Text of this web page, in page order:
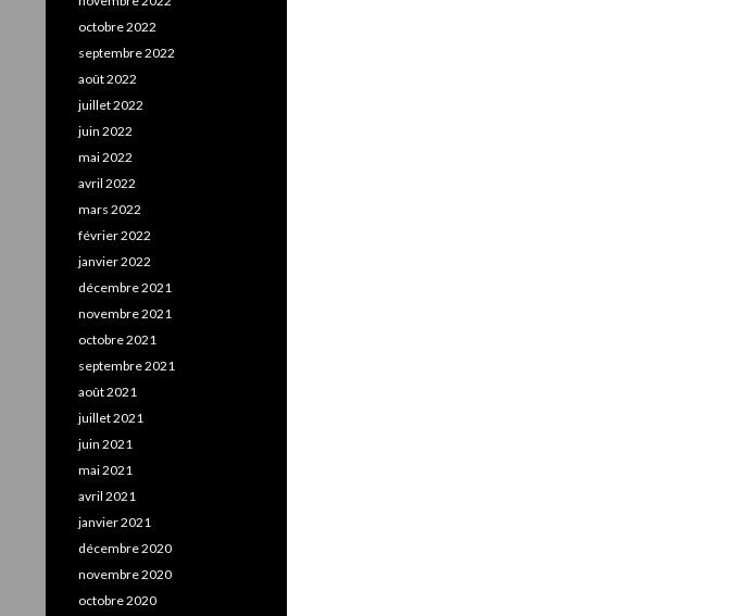
octobre 2022
septembre 2022
août 2022
juillet 2022
juin 2022
mai 2022
avril 2022
mars 2022
février 2022
janvier 2022
décembre 2021
novembre 2021
octobre 2021
septembre 2021
août 2021
juillet 2021
juin 2021
mai 2021
avril 2021
janvier 2021
décembre 2020
novembre 2020
octobre 2020